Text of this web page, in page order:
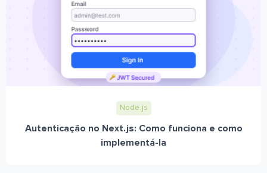
Node.js
Autenticação no Next.js: Como funciona e como
implementá-la